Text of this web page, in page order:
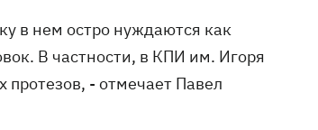
в нем остро нуждаются как
В частности, в КПИ им. Игоря
- отмечает Павел